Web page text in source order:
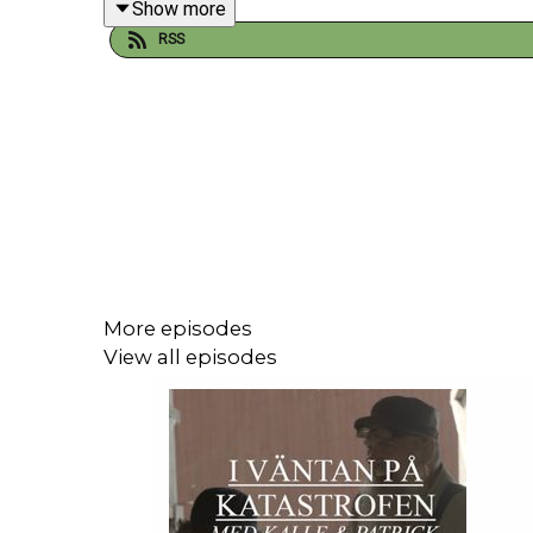
MYCKET NÖJE YOU GUYS.
Show more
RSS
More episodes
View all episodes